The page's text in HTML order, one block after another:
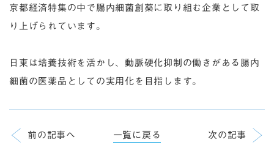
京都経済特集の中で腸内細菌創薬に取り組む企業として取
り上げられています。
日東は培養技術を活かし、動脈硬化抑制の働きがある腸内
細菌の医薬品としての実用化を目指します。
前の記事へ 一覧に戻る 次の記事